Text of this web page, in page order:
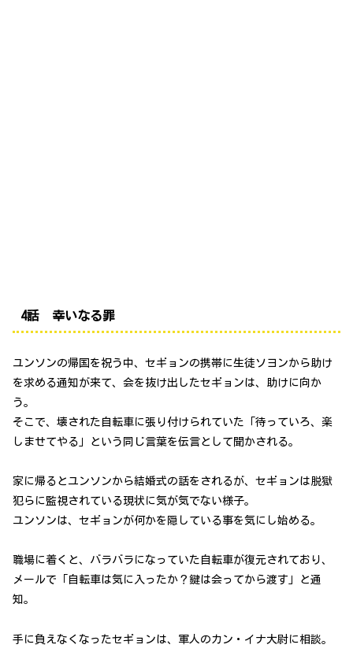
4話 幸いなる罪
ユンソンの帰国を祝う中、セギョンの携帯に生徒ソヨンから助け
を求める通知が来て、会を抜け出したセギョンは、助けに向か
う。
そこで、壊された自転車に張り付けられていた「待っていろ、楽
しませてやる」という同じ言葉を伝言として聞かされる。
家に帰るとユンソンから結婚式の話をされるが、セギョンは脱獄
犯らに監視されている現状に気が気でない様子。
ユンソンは、セギョンが何かを隠している事を気にし始める。
職場に着くと、バラバラになっていた自転車が復元されており、
メールで「自転車は気に入ったか？鍵は会ってから渡す」と通
知。
手に負えなくなったセギョンは、軍人のカン・イナ大尉に相談。